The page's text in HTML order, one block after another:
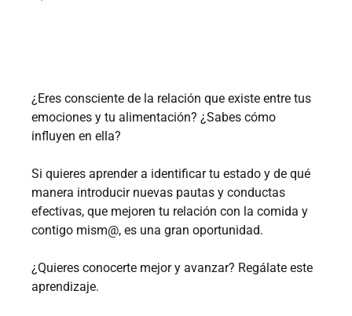
¿Eres consciente de la relación que existe entre tus
emociones y tu alimentación? ¿Sabes cómo
influyen en ella?
Si quieres aprender a identificar tu estado y de qué
manera introducir nuevas pautas y conductas
efectivas, que mejoren tu relación con la comida y
contigo mism@, es una gran oportunidad.
¿Quieres conocerte mejor y avanzar? Regálate este
aprendizaje.